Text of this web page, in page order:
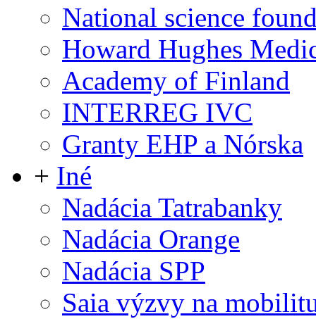
National science
Howard Hughes
Academy of Finland
INTERREG IVC
Granty EHP a Nórska
+ Iné
Nadácia Tatrabanky
Nadácia Orange
Nadácia SPP
Saia výzvy na